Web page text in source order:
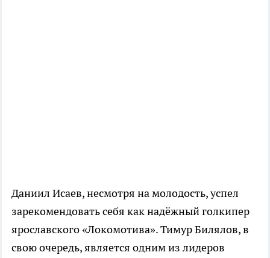
Даниил Исаев, несмотря на молодость, успел
зарекомендовать себя как надёжный голкипер
ярославского «Локомотива». Тимур Билялов, в
свою очередь, является одним из лидеров